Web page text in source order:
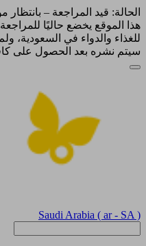
الحالة: قيد المراجعة – بانتظار
هذا الموقع يخضع حاليًا
للغذاء والدواء في السعودية،
سيتم نشره بعد الحصول على
Saudi Arabia ( ar - SA )